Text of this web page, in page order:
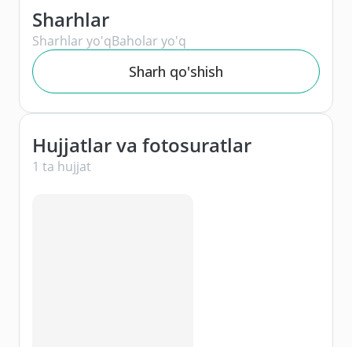
Sharhlar
Sharhlar yo'qBaholar yo'q
Sharh qo'shish
Hujjatlar va fotosuratlar
1 ta hujjat